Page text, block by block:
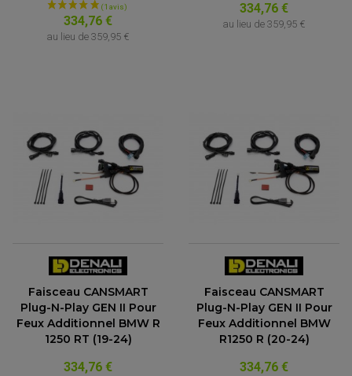
334,76 €
au lieu de 359,95 €
334,76 €
au lieu de 359,95 €
Faisceau CANSMART
Plug-N-Play GEN II Pour
Feux Additionnel BMW R
1250 RT (19-24)
334,76 €
Faisceau CANSMART
Plug-N-Play GEN II Pour
Feux Additionnel BMW
R1250 R (20-24)
334,76 €